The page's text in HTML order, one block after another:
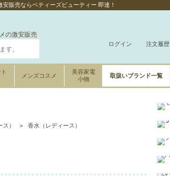
販売ならベティーズビューティー 即達！
の激安販売
ログイン 注文履歴
メンズコスメ
美容家電
小物
取扱いブランド一覧
）
香水（レディース）